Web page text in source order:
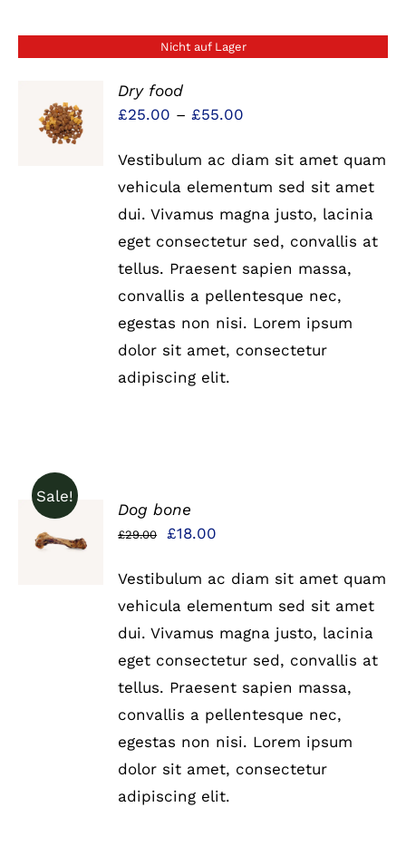
Nicht auf Lager
DETAILS
Dry food
£25.00 –£55.00
bis
£55.00
Vestibulum ac diam sit amet quam
vehicula elementum sed sit amet
dui. Vivamus magna justo, lacinia
eget consectetur sed, convallis at
tellus. Praesent sapien massa,
convallis a pellentesque nec,
egestas non nisi. Lorem ipsum
dolor sit amet, consectetur
adipiscing elit.
Sale!
IN DEN
WARENKORB
Dog bone
£29.00
Ursprünglicher
war:
£29.00
£18.00
ist:
£18.00.
Vestibulum ac diam sit amet quam
vehicula elementum sed sit amet
dui. Vivamus magna justo, lacinia
eget consectetur sed, convallis at
tellus. Praesent sapien massa,
convallis a pellentesque nec,
egestas non nisi. Lorem ipsum
dolor sit amet, consectetur
adipiscing elit.